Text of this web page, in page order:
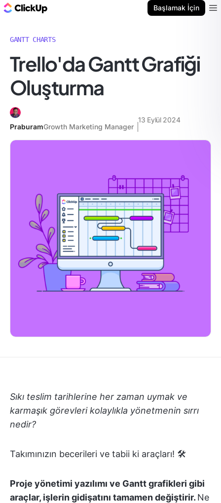
Başlamak İçin
GANTT CHARTS
Trello'da Gantt Grafiği
Oluşturma
PraburamGrowth Marketing Manager
13 Eylül 2024
Sıkı teslim tarihlerine her zaman uymak ve
karmaşık görevleri kolaylıkla yönetmenin sırrı
nedir?
Takımınızın becerileri ve tabii ki araçları! 🛠️
Proje yönetimi yazılımı ve Gantt grafikleri gibi
araçlar, işlerin gidişatını tamamen değiştirir. Ne